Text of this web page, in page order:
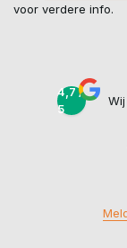
voor verdere info.
4,7 /
5